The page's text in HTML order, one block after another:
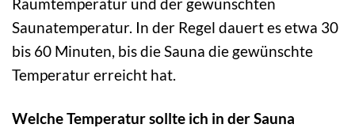
Saunatemperatur. In der Regel dauert es etwa 30
bis 60 Minuten, bis die Sauna die gewünschte
Temperatur erreicht hat.
Welche Temperatur sollte ich in der Sauna